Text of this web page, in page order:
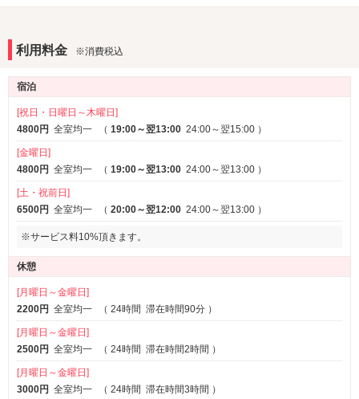
和室 ※一部 SMルーム ※一部
パーティルーム
※一部
サービス
ルームサービス 女子会
その他
ワンガレージ
★コンタクトケースと保存液のセット
★コンドーム
★電マ
★バイブ
★その他ジョークグッズ
★元気が出るサプリメント
利用料金 ※消費税込
宿泊
[祝日・日曜日～木曜日]
4800円 全室均一 （ 19:00～翌13:00 24:00～翌15:00 ）
[金曜日]
4800円 全室均一 （ 19:00～翌13:00 24:00～翌13:00 ）
[土・祝前日]
6500円 全室均一 （ 20:00～翌12:00 24:00～翌13:00 ）
※サービス料10%頂きます。
休憩
[月曜日～金曜日]
2200円 全室均一 （ 24時間 滞在時間90分 ）
[月曜日～金曜日]
2500円 全室均一 （ 24時間 滞在時間2時間 ）
[月曜日～金曜日]
3000円 全室均一 （ 24時間 滞在時間3時間 ）